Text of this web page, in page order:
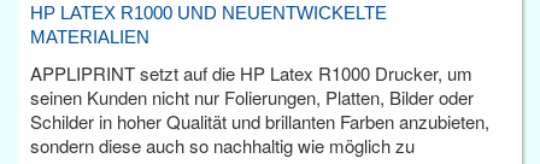
HP LATEX R1000 UND NEUENTWICKELTE
MATERIALIEN
APPLIPRINT setzt auf die HP Latex R1000 Drucker, um
seinen Kunden nicht nur Folierungen, Platten, Bilder oder
Schilder in hoher Qualität und brillanten Farben anzubieten,
sondern diese auch so nachhaltig wie möglich zu